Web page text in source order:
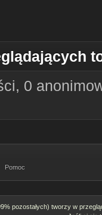
0
Pomoc
pozostałych) tworzy w